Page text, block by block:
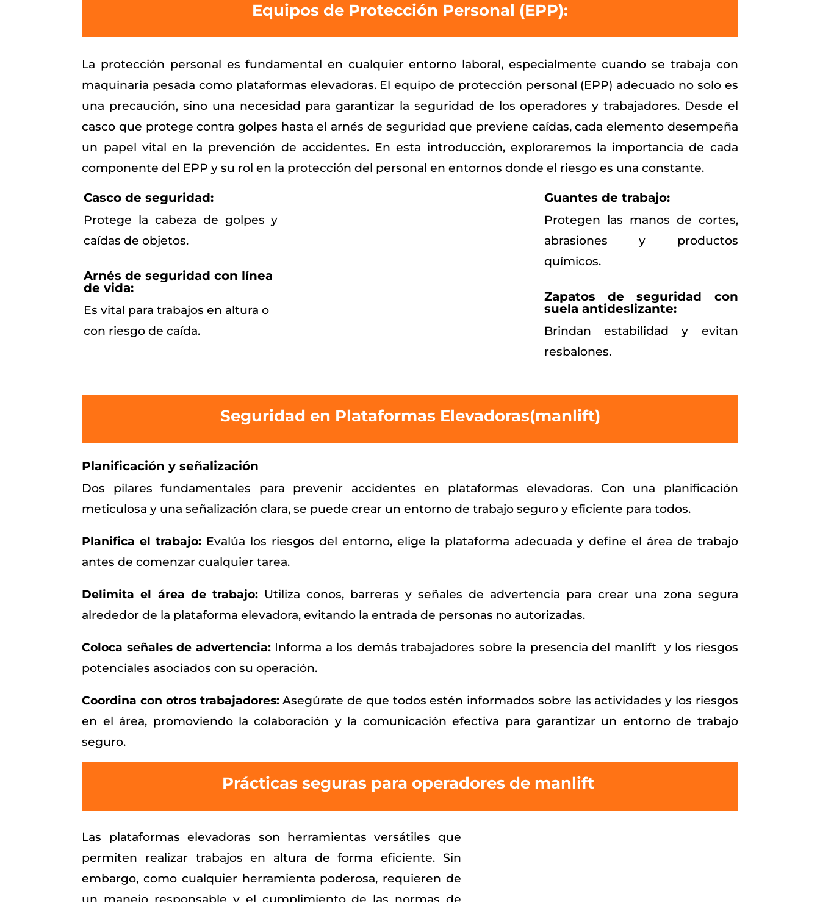
Equipos de Protección Personal (EPP):
La protección personal es fundamental en cualquier entorno laboral, especialmente cuando se trabaja con
maquinaria pesada como plataformas elevadoras. El equipo de protección personal (EPP) adecuado no solo es
una precaución, sino una necesidad para garantizar la seguridad de los operadores y trabajadores. Desde el
casco que protege contra golpes hasta el arnés de seguridad que previene caídas, cada elemento desempeña
un papel vital en la prevención de accidentes. En esta introducción, exploraremos la importancia de cada
componente del EPP y su rol en la protección del personal en entornos donde el riesgo es una constante.
Casco de seguridad:
Protege la cabeza de golpes y
caídas de objetos.
Arnés de seguridad con línea
de vida:
Es vital para trabajos en altura o
con riesgo de caída.
Guantes de trabajo:
Protegen las manos de cortes,
abrasiones y productos
químicos.
Zapatos de seguridad con
suela antideslizante:
Brindan estabilidad y evitan
resbalones.
Seguridad en Plataformas Elevadoras(manlift)
Planificación y señalización
Dos pilares fundamentales para prevenir accidentes en plataformas elevadoras. Con una planificación
meticulosa y una señalización clara, se puede crear un entorno de trabajo seguro y eficiente para todos.
Planifica el trabajo: Evalúa los riesgos del entorno, elige la plataforma adecuada y define el área de trabajo
antes de comenzar cualquier tarea.
Delimita el área de trabajo:Utiliza conos, barreras y señales de advertencia para crear una zona segura
alrededor de la plataforma elevadora, evitando la entrada de personas no autorizadas.
Coloca señales de advertencia:Informa a los demás trabajadores sobre la presencia del manlift y los riesgos
potenciales asociados con su operación.
Coordina con otros trabajadores:Asegúrate de que todos estén informados sobre las actividades y los riesgos
en el área, promoviendo la colaboración y la comunicación efectiva para garantizar un entorno de trabajo
seguro.
Prácticas seguras para operadores de manlift
Las plataformas elevadoras son herramientas versátiles que
permiten realizar trabajos en altura de forma eficiente. Sin
embargo, como cualquier herramienta poderosa, requieren de